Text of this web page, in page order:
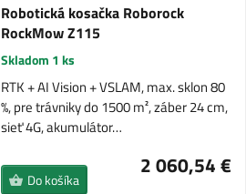
Robotická kosačka Roborock
RockMow Z115
Skladom 1 ks
RTK + AI Vision + VSLAM, max. sklon 80
%, pre trávniky do 1500 m², záber 24 cm,
sieť 4G, akumulátor…
2 060,54 €
Do košíka